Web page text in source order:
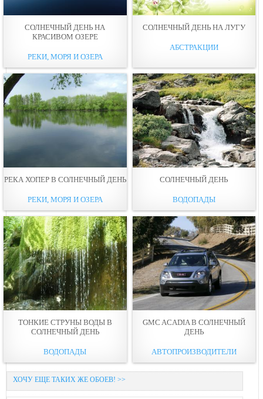
СОЛНЕЧНЫЙ ДЕНЬ НА
КРАСИВОМ ОЗЕРЕ
РЕКИ, МОРЯ И ОЗЕРА
СОЛНЕЧНЫЙ ДЕНЬ НА ЛУГУ
АБСТРАКЦИИ
РЕКА ХОПЕР В СОЛНЕЧНЫЙ ДЕНЬ
РЕКИ, МОРЯ И ОЗЕРА
СОЛНЕЧНЫЙ ДЕНЬ
ВОДОПАДЫ
ТОНКИЕ СТРУНЫ ВОДЫ В
СОЛНЕЧНЫЙ ДЕНЬ
ВОДОПАДЫ
GMC ACADIA В СОЛНЕЧНЫЙ
ДЕНЬ
АВТОПРОИЗВОДИТЕЛИ
ХОЧУ ЕЩЕ ТАКИХ ЖЕ ОБОЕВ! >>